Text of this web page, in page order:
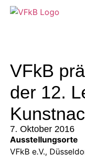
VFkB
der 12.
7. Oktober 2016
Ausstellungsorte
VFkB e.V.,